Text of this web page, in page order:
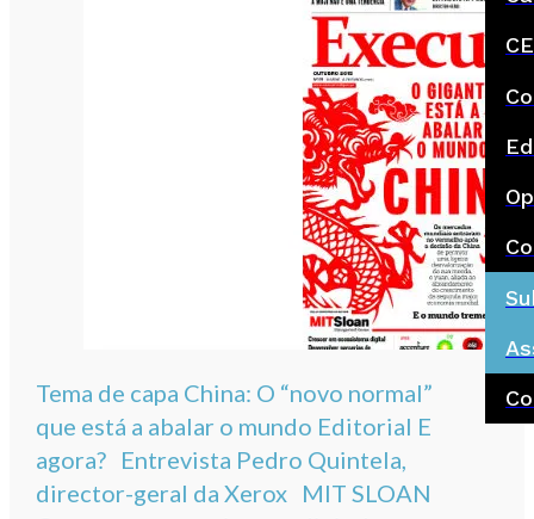
Tema de capa China: O “novo normal”
que está a abalar o mundo Editorial E
agora? Entrevista Pedro Quintela,
director-geral da Xerox MIT SLOAN